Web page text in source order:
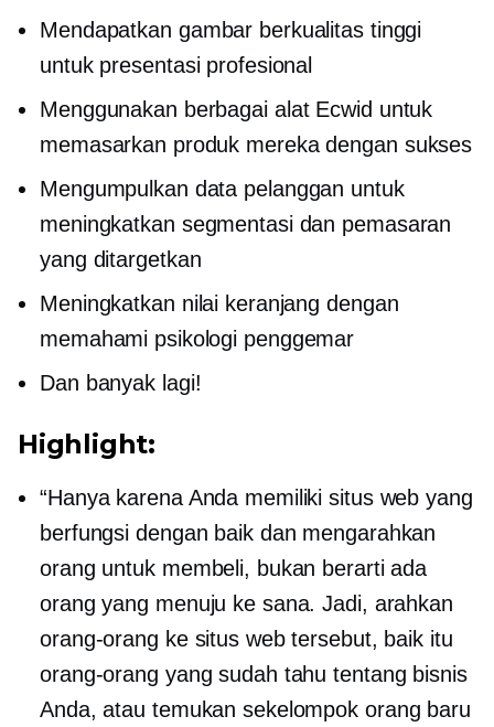
Mendapatkan gambar berkualitas tinggi
untuk presentasi profesional
Menggunakan berbagai alat Ecwid untuk
memasarkan produk mereka dengan sukses
Mengumpulkan data pelanggan untuk
meningkatkan segmentasi dan pemasaran
yang ditargetkan
Meningkatkan nilai keranjang dengan
memahami psikologi penggemar
Dan banyak lagi!
Highlight:
“Hanya karena Anda memiliki situs web yang
berfungsi dengan baik dan mengarahkan
orang untuk membeli, bukan berarti ada
orang yang menuju ke sana. Jadi, arahkan
orang-orang ke situs web tersebut, baik itu
orang-orang yang sudah tahu tentang bisnis
Anda, atau temukan sekelompok orang baru